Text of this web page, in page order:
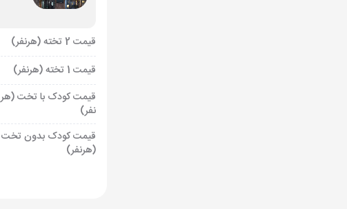
قیمت 2 تخته (هرنفر)
قیمت 1 تخته (هرنفر)
قیمت کودک با تخت (هر
نفر)
قیمت کودک بدون تخت
(هرنفر)